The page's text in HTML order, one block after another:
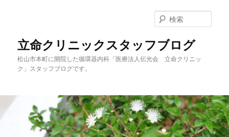
立命クリニックスタッフブログ
松山市本町に開院した循環器内科「医療法人伝光会 立命クリニッ
ク」スタッフブログです。
索